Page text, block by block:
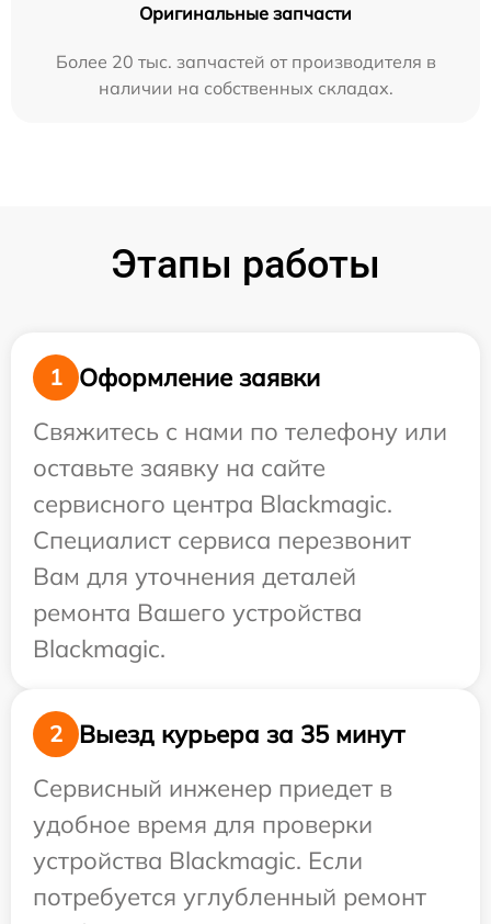
Оригинальные запчасти
Более 20 тыс. запчастей от производителя в
наличии на собственных складах.
Этапы работы
1
Оформление заявки
Свяжитесь с нами по телефону или
оставьте заявку на сайте
сервисного центра Blackmagic.
Специалист сервиса перезвонит
Вам для уточнения деталей
ремонта Вашего устройства
Blackmagic.
2
Выезд курьера за 35 минут
Сервисный инженер приедет в
удобное время для проверки
устройства Blackmagic. Если
потребуется углубленный ремонт